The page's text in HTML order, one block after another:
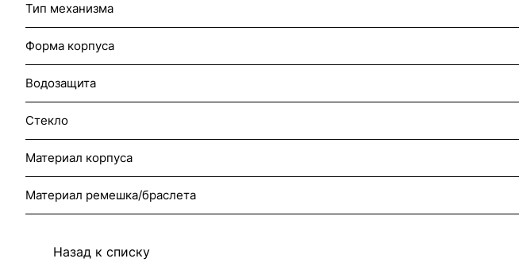
Тип механизма
Форма корпуса
Водозащита
Стекло
Материал корпуса
Материал ремешка/браслета
Назад к списку